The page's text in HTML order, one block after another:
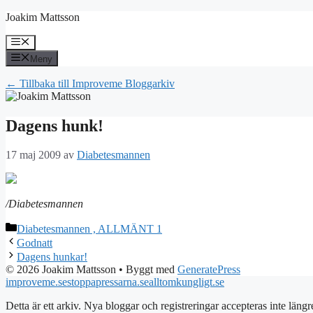
Hoppa
innehåll
Joakim Mattsson
Meny
Meny
← Tillbaka till Improveme Bloggarkiv
Dagens hunk!
17 maj 2009 av Diabetesmannen
/Diabetesmannen
Kategorier
Diabetesmannen , ALLMÄNT 1
Godnatt
Dagens hunkar!
© 2026 Joakim Mattsson • Byggt med GeneratePress
improveme.sestoppapressarna.sealltomkungligt.se
Detta är ett arkiv. Nya bloggar och registreringar accepteras inte